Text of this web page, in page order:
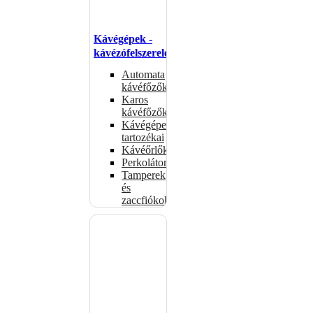
Kávégépek -
kávézófelszerelés
Automata
kávéfőzők
Karos
kávéfőzők
Kávégépek
tartozékai
Kávéőrlők
Perkolátorok
Tamperek
és
zaccfiókok